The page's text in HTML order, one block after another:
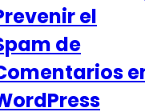
el
de